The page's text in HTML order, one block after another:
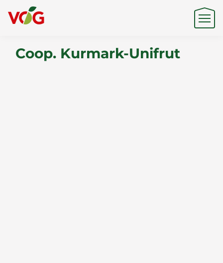
Origine
Coop. Kurmark-Unifrut